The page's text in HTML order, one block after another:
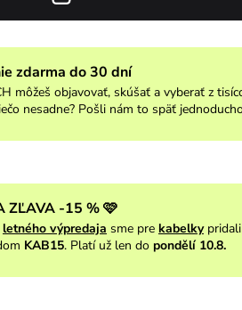
zdarma do 30 dní
môžeš objavovať, skúšať a vyberať z
nesadne? Pošli nám to späť
ZĽAVA -15 % 🩷
letného výpredaja sme pre kabelky pridali
KAB15. Platí už len do pondělí 10.8.